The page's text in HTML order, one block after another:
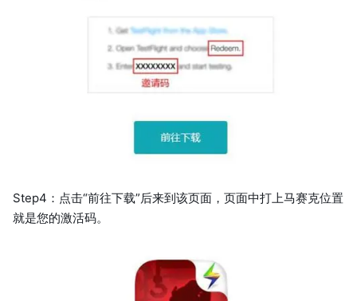
Step4：点击“前往下载”后来到该页面，页面中打上马赛克位置
就是您的激活码。